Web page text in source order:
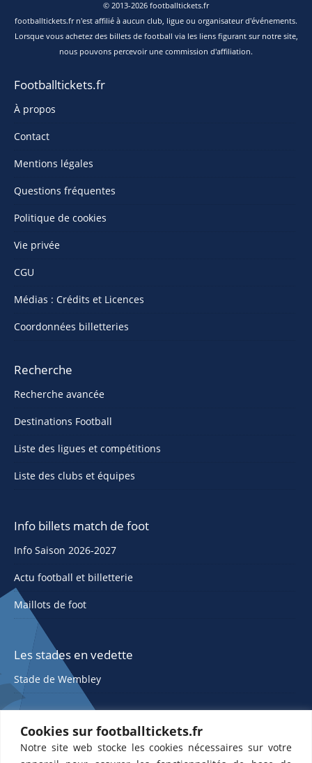
Cookies sur footballtickets.fr
Notre site web stocke les cookies nécessaires sur votre
© 2013-2026 footballtickets.fr
footballtickets.fr n'est affilié à aucun club, ligue ou organisateur d'événements.
Lorsque vous achetez des billets de football via les liens figurant sur notre site,
nous pouvons percevoir une commission d'affiliation.
Footballtickets.fr
À propos
Contact
Mentions légales
Questions fréquentes
Politique de cookies
Vie privée
CGU
Médias : Crédits et Licences
Coordonnées billetteries
Recherche
Recherche avancée
Destinations Football
Liste des ligues et compétitions
Liste des clubs et équipes
Info billets match de foot
Info Saison 2026-2027
Actu football et billetterie
Maillots de foot
Les stades en vedette
Stade de Wembley